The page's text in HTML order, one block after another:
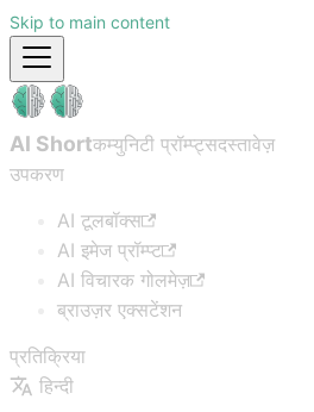
Skip to main content
AI Shortकम्युनिटी प्रॉम्प्ट्सदस्तावेज़
उपकरण
AI टूलबॉक्स
AI इमेज प्रॉम्प्ट
AI विचारक गोलमेज़
ब्राउज़र एक्सटेंशन
प्रतिक्रिया
हिन्दी